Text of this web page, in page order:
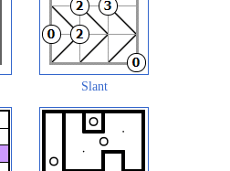
Slant